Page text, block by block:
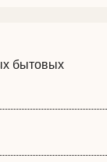
бытовых